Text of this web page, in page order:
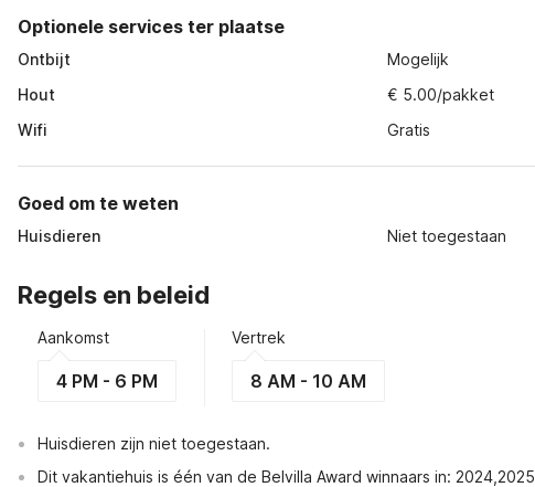
Optionele services ter plaatse
Ontbijt
Mogelijk
Hout
€ 5.00/pakket
Wifi
Gratis
Goed om te weten
Huisdieren Niet toegestaan
Regels en beleid
Aankomst
4 PM - 6 PM
Vertrek
8 AM - 10 AM
Huisdieren zijn niet toegestaan.
Dit vakantiehuis is één van de Belvilla Award winnaars in: 2024,2025